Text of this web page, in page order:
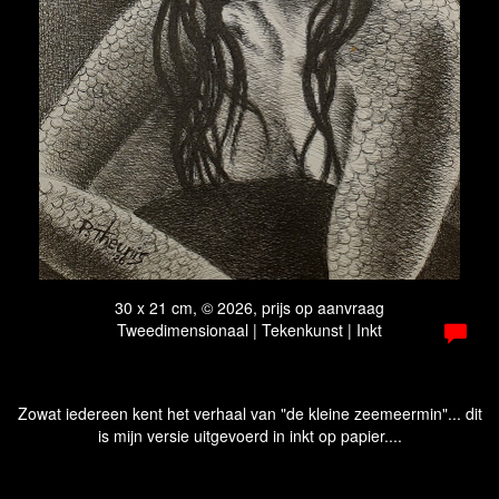
30 x 21 cm, © 2026, prijs op aanvraag
Tweedimensionaal | Tekenkunst | Inkt
Zowat iedereen kent het verhaal van "de kleine zeemeermin"... dit
is mijn versie uitgevoerd in inkt op papier....